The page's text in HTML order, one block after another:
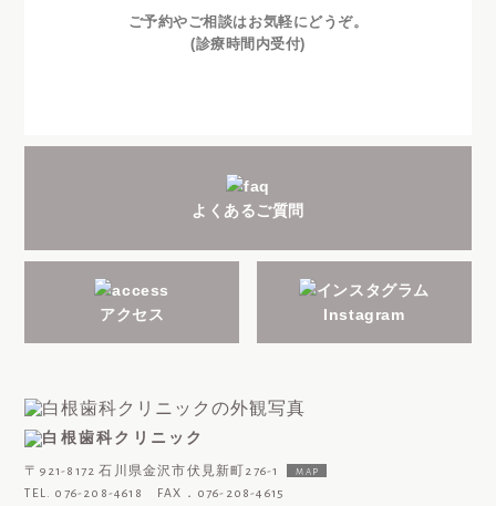
ご予約やご相談はお気軽にどうぞ。
(診療時間内受付)
よくあるご質問
アクセス Instagram
〒921-8172 石川県金沢市伏見新町276-1 MAP
TEL. 076-208-4618 FAX．076-208-4615